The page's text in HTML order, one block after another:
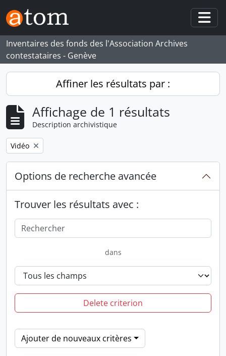
Skip to main content
Inventaires des fonds des l'Association Archives
contestataires - Genève
Affiner les résultats par :
Affichage de 1 résultats
Description archivistique
Remove filter:
Vidéo
Options de recherche avancée
Trouver les résultats avec :
dans
Delete criterion
Ajouter de nouveaux critères